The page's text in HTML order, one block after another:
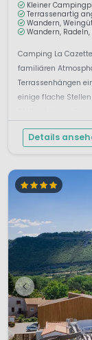
Kleiner
Terrassenartig
Wandern,
Wandern,
Camping La
familiären
Terrassenhängen
einige flache
idyllisches Pickn...
Details